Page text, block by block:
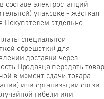
электростанций
упаковке - жёсткая
Покупателем отдельно.
специальной
обрешетки) для
доставки через
Продавца передать товар
в момент сдачи товара
или организации связи
гибели или